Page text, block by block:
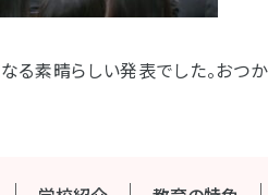
る素晴らしい発表でした。おつか